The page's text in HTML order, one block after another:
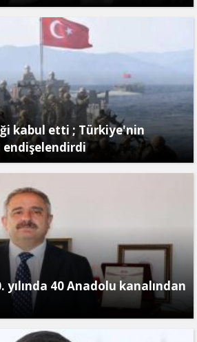
kabul etti ; Türkiye'nin
yılında 40 Anadolu kanalından